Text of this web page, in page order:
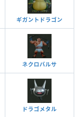
ギガントドラゴン
ネクロバルサ
ドラゴメタル